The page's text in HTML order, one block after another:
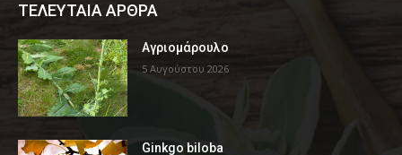
ΤΕΛΕΥΤΑΙΑ ΑΡΘΡΑ
Αγριομάρουλο
5 Αυγούστου 2026
Ginkgo biloba